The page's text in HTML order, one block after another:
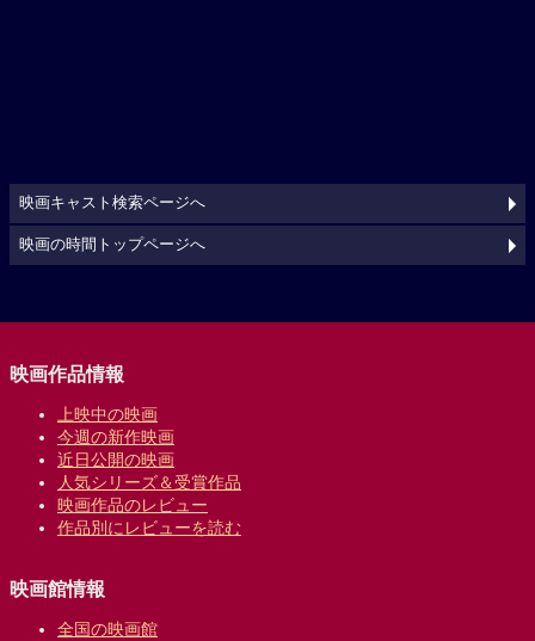
映画キャスト検索ページへ
映画の時間トップページへ
映画作品情報
上映中の映画
今週の新作映画
近日公開の映画
人気シリーズ＆受賞作品
映画作品のレビュー
作品別にレビューを読む
映画館情報
全国の映画館